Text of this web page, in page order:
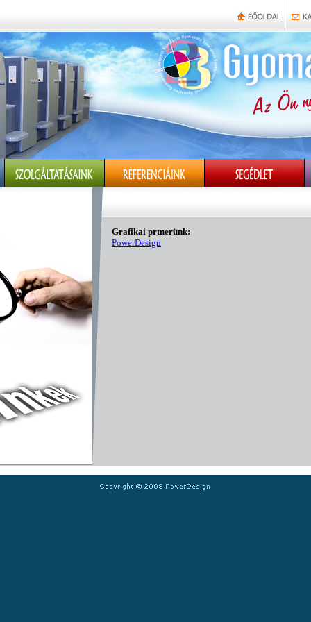
Grafikai prtnerünk:
PowerDesign